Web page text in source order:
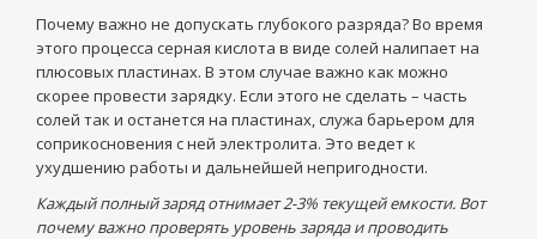
Почему важно не допускать глубокого разряда? Во время
этого процесса серная кислота в виде солей налипает на
плюсовых пластинах. В этом случае важно как можно
скорее провести зарядку. Если этого не сделать – часть
солей так и останется на пластинах, служа барьером для
соприкосновения с ней электролита. Это ведет к
ухудшению работы и дальнейшей непригодности.
Каждый полный заряд отнимает 2-3% текущей емкости. Вот
почему важно проверять уровень заряда и проводить